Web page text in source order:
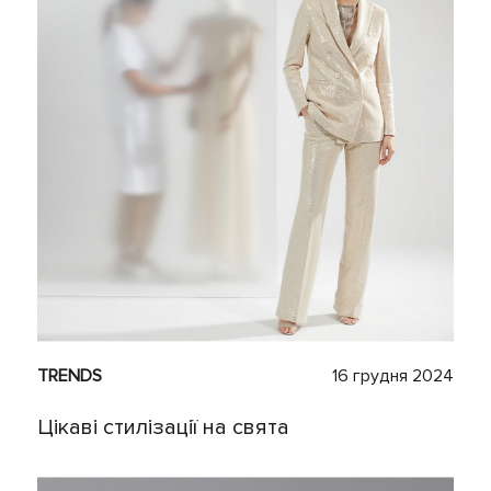
TRENDS 16 грудня 2024
Цікаві стилізації на свята